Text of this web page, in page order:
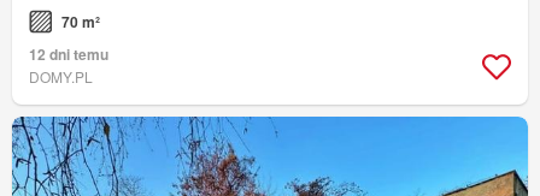
70 m²
12 dni temu
DOMY.PL